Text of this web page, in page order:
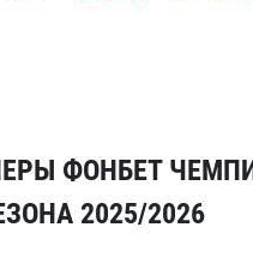
ФОНБЕТ
2025/2026